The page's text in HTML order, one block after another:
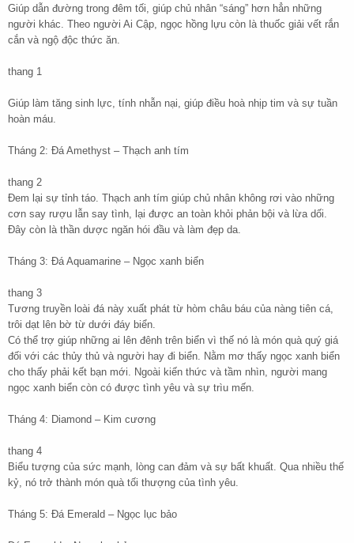
Giúp dẫn đường trong đêm tối, giúp chủ nhân “sáng” hơn hẳn những
người khác. Theo người Ai Cập, ngọc hồng lựu còn là thuốc giải vết rắn
cắn và ngộ độc thức ăn.
thang 1
Giúp làm tăng sinh lực, tính nhẫn nại, giúp điều hoà nhịp tim và sự tuần
hoàn máu.
Tháng 2: Đá Amethyst – Thạch anh tím
thang 2
Đem lại sự tỉnh táo. Thạch anh tím giúp chủ nhân không rơi vào những
cơn say rượu lẫn say tình, lại được an toàn khỏi phản bội và lừa dối.
Đây còn là thần dược ngăn hói đầu và làm đẹp da.
Tháng 3: Đá Aquamarine – Ngọc xanh biển
thang 3
Tương truyền loài đá này xuất phát từ hòm châu báu của nàng tiên cá,
trôi dạt lên bờ từ dưới đáy biển.
Có thể trợ giúp những ai lên đênh trên biển vì thế nó là món quà quý giá
đối với các thủy thủ và người hay đi biển. Nằm mơ thấy ngọc xanh biển
cho thấy phải kết bạn mới. Ngoài kiến thức và tầm nhìn, người mang
ngọc xanh biển còn có được tình yêu và sự trìu mến.
Tháng 4: Diamond – Kim cương
thang 4
Biểu tượng của sức mạnh, lòng can đảm và sự bất khuất. Qua nhiều thế
kỷ, nó trở thành món quà tối thượng của tình yêu.
Tháng 5: Đá Emerald – Ngọc lục bảo